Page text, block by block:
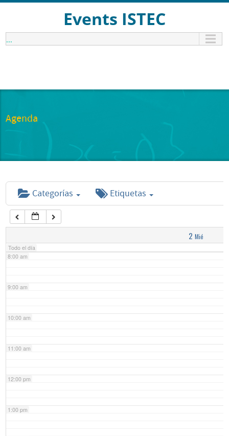
Events ISTEC
...
Agenda
Categorías Etiquetas
2 Mié
Todo el día
1:00 am
6:00 am
7:00 am
8:00 am
9:00 am
10:00 am
11:00 am
12:00 pm
1:00 pm